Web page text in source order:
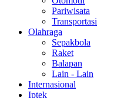
Pariwisata
Transportasi
Olahraga
Sepakbola
Raket
Balapan
Lain - Lain
Internasional
Iptek